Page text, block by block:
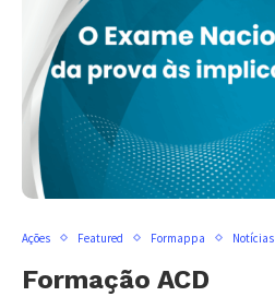
Ações Featured Formappa Notícias
Formação ACD